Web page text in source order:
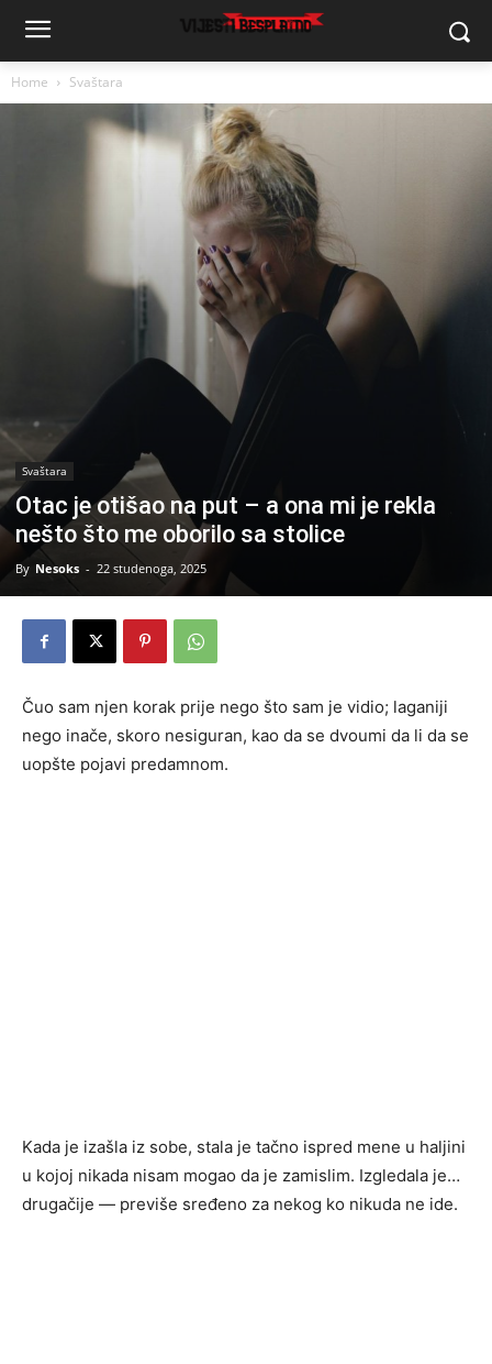
Home Svaštara
Svaštara
Otac je otišao na put – a ona mi je rekla
nešto što me oborilo sa stolice
By Nesoks - 22 studenoga, 2025
Čuo sam njen korak prije nego što sam je vidio; laganiji
nego inače, skoro nesiguran, kao da se dvoumi da li da se
uopšte pojavi predamnom.
Kada je izašla iz sobe, stala je tačno ispred mene u haljini
u kojoj nikada nisam mogao da je zamislim. Izgledala je…
drugačije — previše sređeno za nekog ko nikuda ne ide.